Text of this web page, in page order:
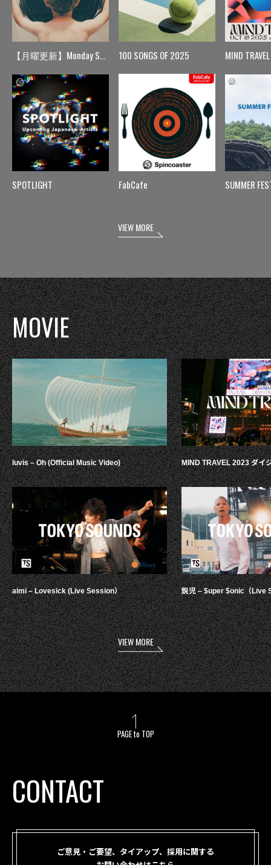
【月曜更新】Monday Spin
SPOTLIGHT
100 SONGS OF 2025
FabCafe
MIND TRAVEL
SUMMER
VIEW MORE
MOVIE
luvis – Oh (Official Music Video)
aimi – Lovesick (Live Session）
MIND TRAVEL 2023 ダイ
鋭児 – $uper $onic（Live
VIEW MORE
PAGE to TOP
CONTACT
ご意見・ご要望、タイアップ、採用に関する